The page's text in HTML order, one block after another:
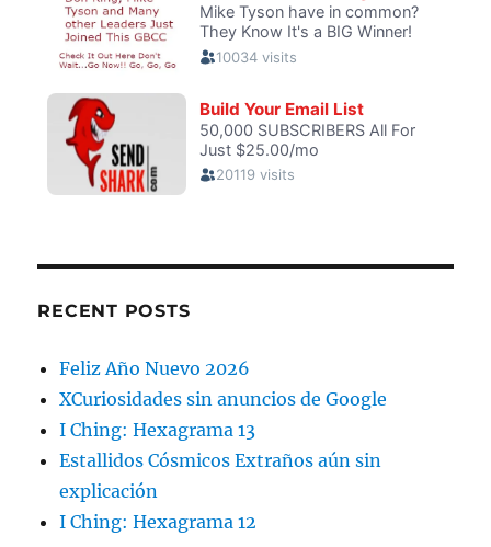
RECENT POSTS
Feliz Año Nuevo 2026
XCuriosidades sin anuncios de Google
I Ching: Hexagrama 13
Estallidos Cósmicos Extraños aún sin
explicación
I Ching: Hexagrama 12